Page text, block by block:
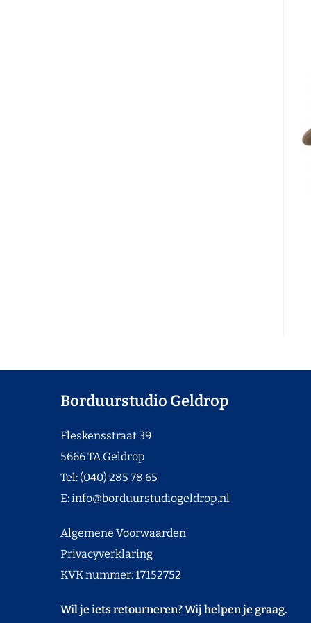
Borduurstudio Geldrop
Fleskensstraat 39
5666 TA Geldrop
Tel: (040) 285 78 65
E:info@borduurstudiogeldrop.nl
Algemene Voorwaarden
Privacyverklaring
KVK nummer: 17152752
Wil je iets retourneren? Wij helpen je graag.